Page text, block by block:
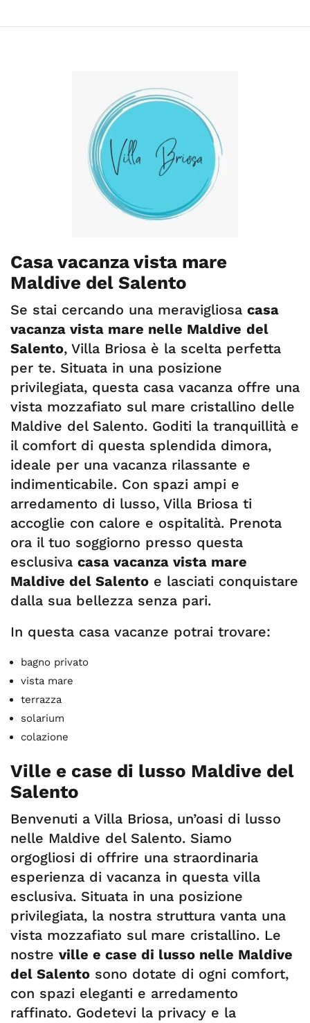
Casa vacanza vista mare
Maldive del Salento
Se stai cercando una meravigliosa casa
vacanza vista mare nelle Maldive del
Salento, Villa Briosa è la scelta perfetta
per te. Situata in una posizione
privilegiata, questa casa vacanza offre una
vista mozzafiato sul mare cristallino delle
Maldive del Salento. Goditi la tranquillità e
il comfort di questa splendida dimora,
ideale per una vacanza rilassante e
indimenticabile. Con spazi ampi e
arredamento di lusso, Villa Briosa ti
accoglie con calore e ospitalità. Prenota
ora il tuo soggiorno presso questa
esclusiva casa vacanza vista mare
Maldive del Salento e lasciati conquistare
dalla sua bellezza senza pari.
In questa casa vacanze potrai trovare:
bagno privato
vista mare
terrazza
solarium
colazione
Ville e case di lusso Maldive del
Salento
Benvenuti a Villa Briosa, un’oasi di lusso
nelle Maldive del Salento. Siamo
orgogliosi di offrire una straordinaria
esperienza di vacanza in questa villa
esclusiva. Situata in una posizione
privilegiata, la nostra struttura vanta una
vista mozzafiato sul mare cristallino. Le
nostre ville e case di lusso nelle Maldive
del Salento sono dotate di ogni comfort,
con spazi eleganti e arredamento
raffinato. Godetevi la privacy e la